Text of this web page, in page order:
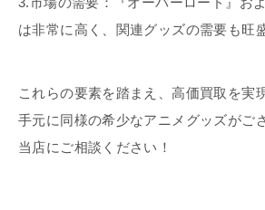
は非常に高く、関連グッズの需要も旺
これらの要素を踏まえ、高価買取を実
手元に同様の希少なアニメグッズがご
当店にご相談ください！